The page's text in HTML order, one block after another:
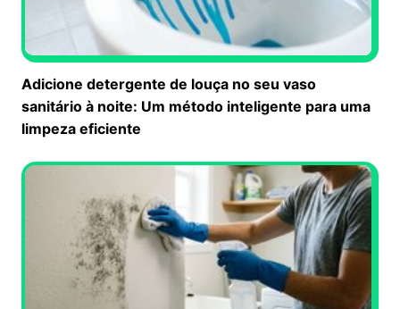
Adicione detergente de louça no seu vaso
sanitário à noite: Um método inteligente para uma
limpeza eficiente